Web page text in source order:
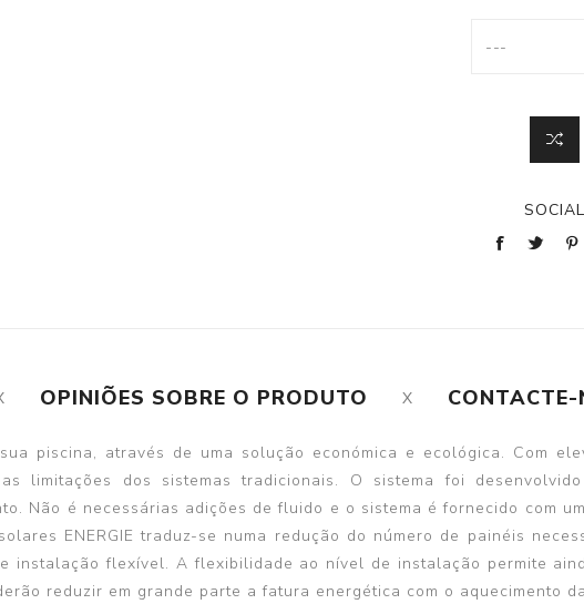
SOCIAL
OPINIÕES SOBRE O PRODUTO CONTACTE-
piscina, através de uma solução económica e ecológica. Com
as limitações dos sistemas tradicionais. O sistema foi
Não é necessárias adições de fluido e o sistema é fornecido com
ENERGIE traduz-se numa redução do número de painéis
instalação flexível. A flexibilidade ao nível de instalação permite
reduzir em grande parte a fatura energética com o aquecimento